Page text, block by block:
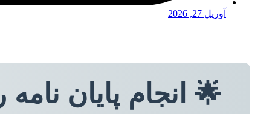
آوریل 27, 2026
🌟 انجام پایان